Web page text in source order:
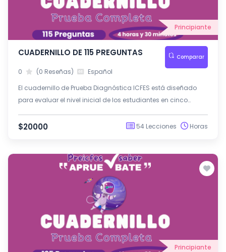
Principiante
CUADERNILLO DE 115 PREGUNTAS Comparar
0 (0 Reseñas)
Español
El cuadernillo de Prueba Diagnóstica ICFES está diseñado
para evaluar el nivel inicial de los estudiantes en cinco
Crítica, Ciencias Sociales y Ciudadanas y Ciencias
$20000 54 Lecciones Horas
Principiante